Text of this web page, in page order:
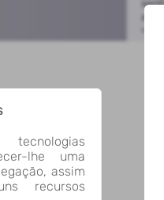
lhe uma
assim
recursos